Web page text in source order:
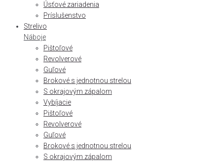
Úsťové zariadenia
Príslušenstvo
Strelivo
Náboje
Pištoľové
Revolverové
Guľové
Brokové s jednotnou strelou
S okrajovým zápalom
Vybíjacie
Pištoľové
Revolverové
Guľové
Brokové s jednotnou strelou
S okrajovým zápalom